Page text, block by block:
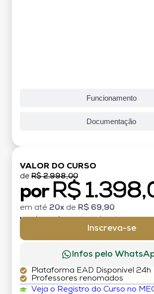
Funcionamento
Documentação
VALOR DO CURSO
de R$ 2.998,00
por R$
em até 20x de R$ 69,90
MATRÍCULA:
Inscreva-se
Infos pelo
Plataforma EAD Disponível 24h
Professores renomados
Veja o Registro do Curso no